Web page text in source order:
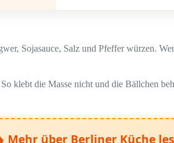
Sojasauce, Salz und Pfeffer würzen.
klebt die Masse nicht und die Bällchen
Mehr über Berliner Küche